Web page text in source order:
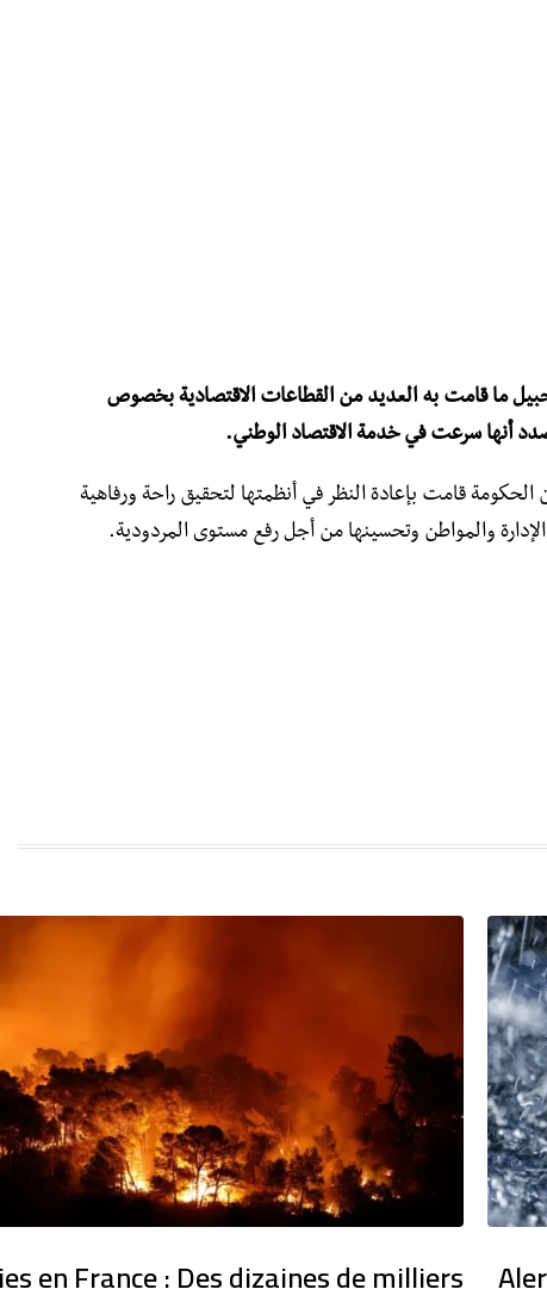
ما قامت به العديد من القطاعات الاقتصادية بخصوص
أنها سرعت في خدمة الاقتصاد الوطني.
قامت بإعادة النظر في أنظمتها لتحقيق راحة ورفاهية
والمواطن وتحسينها من أجل رفع مستوى المردودية.
en France : Des dizaines de milliers